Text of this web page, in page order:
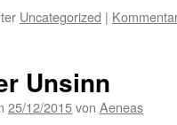
Uncategorized |
Unsinn
25/12/2015von Aeneas